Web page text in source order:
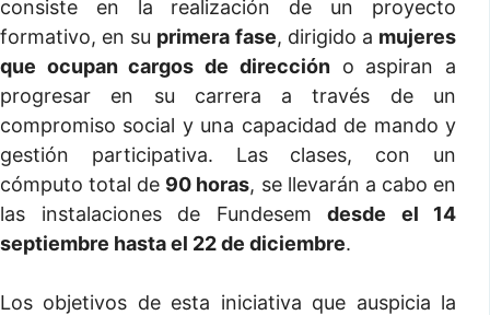
consiste en la realización de un proyecto
formativo, en su primera fase, dirigido a mujeres
que ocupan cargos de direccióno aspiran a
progresar en su carrera a través de un
compromiso social y una capacidad de mando y
gestión participativa. Las clases, con un
cómputo total de 90 horas, se llevarán a cabo en
las instalaciones de Fundesem desde el 14
septiembre hasta el 22 de diciembre.
Los objetivos de esta iniciativa que auspicia la